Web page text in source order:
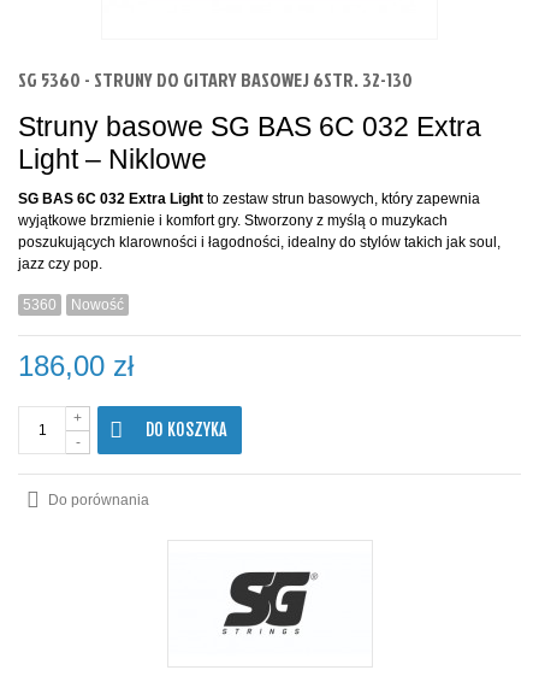
SG 5360 - STRUNY DO GITARY BASOWEJ 6STR. 32-130
Struny basowe SG BAS 6C 032 Extra
Light – Niklowe
SG BAS 6C 032 Extra Light to zestaw strun basowych, który zapewnia
wyjątkowe brzmienie i komfort gry. Stworzony z myślą o muzykach
poszukujących klarowności i łagodności, idealny do stylów takich jak soul,
jazz czy pop.
5360 Nowość
186,00 zł
-
+
DO KOSZYKA
Do porównania